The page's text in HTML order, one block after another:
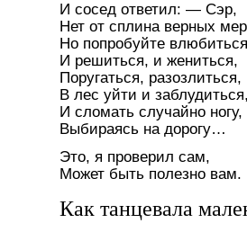
И сосед ответил: — Сэр,
Нет от сплина верных
Но попробуйте влюбиться
И решиться, и жениться,
Поругаться, разозлиться,
В лес уйти и
И сломать случайно ногу,
Выбираясь на дорогу…
Это, я проверил сам,
Может быть полезно вам.
Как танцевала